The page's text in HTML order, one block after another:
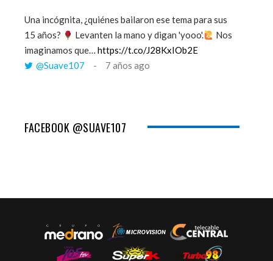
Una incógnita, ¿quiénes bailaron ese tema para sus
15 años?
Levanten la mano y digan 'yooo'.
Nos
imaginamos que… https://t.co/J28KxIOb2E
@Suave107
7 años ago
FACEBOOK @SUAVE107